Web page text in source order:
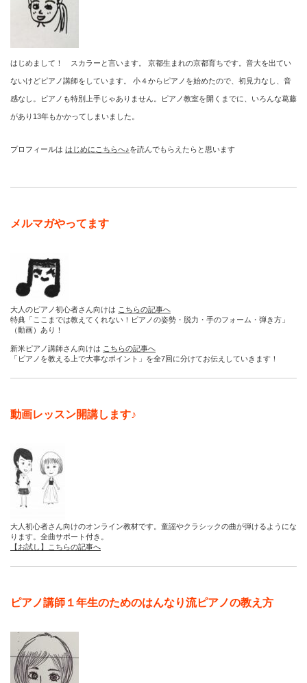
はじめまして！ スカラーと言います。 京都生まれの京都育ちです。音大を出てい
ないけどピアノ講師をしています。 小４からピアノを始めたので、初見力なし、音
感なし。ピアノも特別上手じゃありません。ピアノ教室を開くまでに、いろんな葛藤
があり13年もかかってしまいました。
プロフィールは はじめにこちらへ♪を読んでもらえたらと思います
メルマガやってます
大人のピアノ初心者さん向けは こちらの記事へ
特典「ここまでは教えてくれない！ピアノの姿勢・脱力・手のフォーム・弾き方」
（動画）あり！
新米ピアノ講師さん向けは こちらの記事へ
「ピアノを教える上で大事なポイント」を全7回に分けてお伝えしていきます！
動画レッスン開講します♪
大人初心者さん向けのオンライン教材です。童謡やクラシックの曲が弾けるようにな
ります。全曲サポート付き。
【お試し】こちらの記事へ
ピアノ講師１年生のためのはんなり流ピアノの教え方